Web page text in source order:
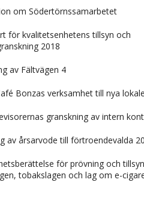
om Södertörnssamarbetet
för kvalitetsenhetens tillsyn och
2018
av Fältvägen 4
Bonzas verksamhet till nya
granskning av intern
av årsarvode till förtroendevalda
för prövning och
tobakslagen och lag om e-